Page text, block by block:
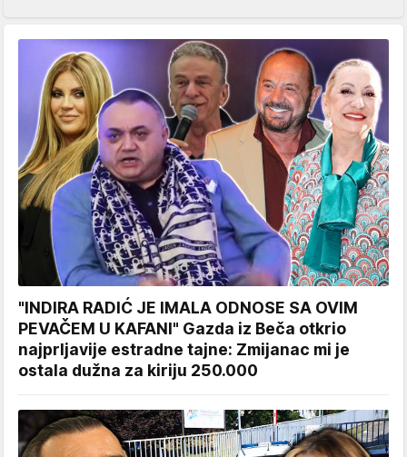
"INDIRA RADIĆ JE IMALA ODNOSE SA OVIM
PEVAČEM U KAFANI" Gazda iz Beča otkrio
najprljavije estradne tajne: Zmijanac mi je
ostala dužna za kiriju 250.000